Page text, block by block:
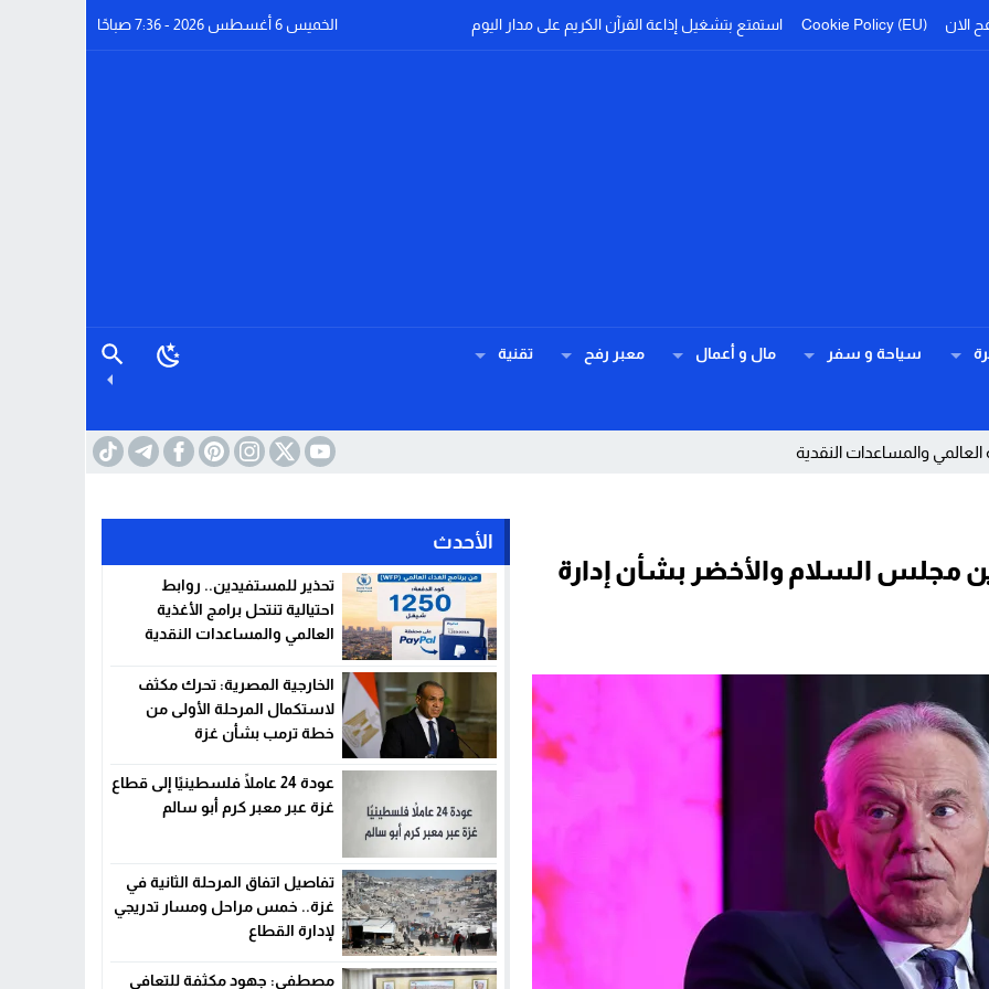
الان Cookie Policy (EU) استمتع بتشغيل إذاعة القرآن الكريم على مدار اليوم الخميس 6 أغسطس 2026 - 7:36 صباحًا
سياحة و سفر مال و أعمال معبر رفح تقنية
العالمي والمساعدات النقدية
مجلس السلام والأخضر بشأن إدارة
الأحدث
تحذير للمستفيدين.. روابط
احتيالية تنتحل برامج الأغذية
العالمي والمساعدات النقدية
الخارجية المصرية: تحرك مكثف
لاستكمال المرحلة الأولى من
خطة ترمب بشأن غزة
عودة 24 عاملًا فلسطينيًا إلى قطاع
غزة عبر معبر كرم أبو سالم
تفاصيل اتفاق المرحلة الثانية في
غزة.. خمس مراحل ومسار تدريجي
لإدارة القطاع
مصطفى: جهود مكثفة للتعافي